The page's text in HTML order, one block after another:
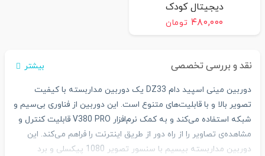
دیجیتال کودک
۴۸۰,۰۰۰ تومان
نقد و بررسی تخصصی بیشتر
دوربین مینی اسپید دام DZ33 یک دوربین مداربسته با کیفیت
تصویر بالا و با قابلیت‌های متنوع است. این دوربین از فناوری بی‌سیم و
شبکه استفاده می‌کند و به کمک نرم‌افزار V380 PRO قابلیت کنترل و
مشاهده‌ی تصاویر را از راه دور از طریق اینترنت را فراهم می‌کند. این
دوربین مداربسته بیسیم با سنسور تصویر 1080 پیکسلی و برد